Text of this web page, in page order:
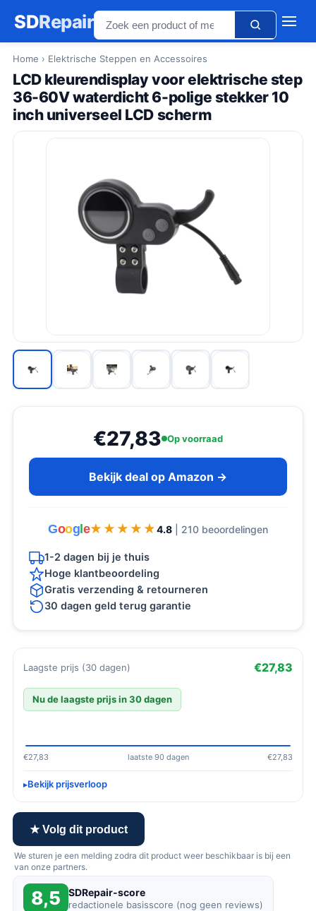
SDRepair
Home › Elektrische Steppen en Accessoires
LCD kleurendisplay voor elektrische step
36-60V waterdicht 6-polige stekker 10
inch universeel LCD scherm
€27,83 Op voorraad
Bekijk deal op Amazon →
Goog e★★★★★
★★★★★ 4.8 | 210 beoordelingen
1-2 dagen bij je thuis
Hoge klantbeoordeling
Gratis verzending & retourneren
30 dagen geld terug garantie
Laagste prijs (30 dagen) €27,83
Nu de laagste prijs in 30 dagen
€27,83 laatste 90 dagen €27,83
Bekijk prijsverloop
★ Volg dit product
We sturen je een melding zodra dit product weer beschikbaar is bij een
van onze partners.
8,5 SDRepair-score
redactionele basisscore (nog geen reviews)